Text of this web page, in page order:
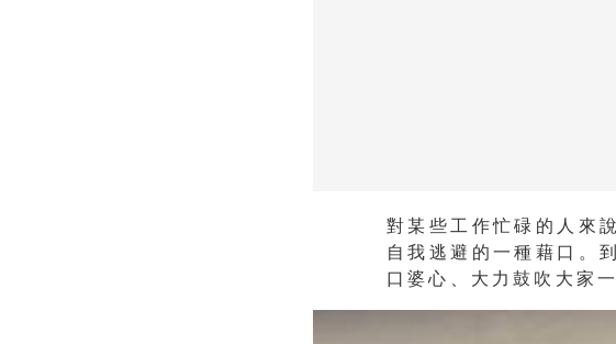
對某些工作忙碌的人來
自我逃避的一種藉口。
口婆心、大力鼓吹大家